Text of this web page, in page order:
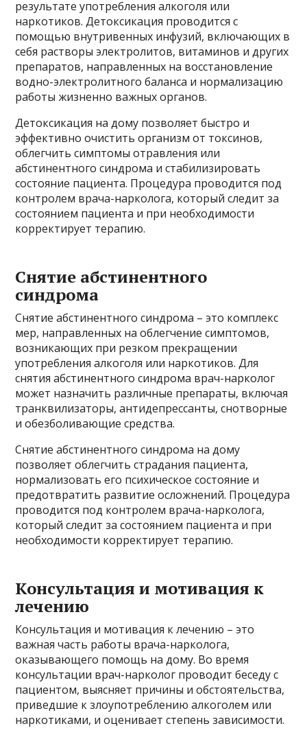
результате употребления алкоголя или
наркотиков. Детоксикация проводится с
помощью внутривенных инфузий, включающих в
себя растворы электролитов, витаминов и других
препаратов, направленных на восстановление
водно-электролитного баланса и нормализацию
работы жизненно важных органов.
Детоксикация на дому позволяет быстро и
эффективно очистить организм от токсинов,
облегчить симптомы отравления или
абстинентного синдрома и стабилизировать
состояние пациента. Процедура проводится под
контролем врача-нарколога, который следит за
состоянием пациента и при необходимости
корректирует терапию.
Снятие абстинентного
синдрома
Снятие абстинентного синдрома – это комплекс
мер, направленных на облегчение симптомов,
возникающих при резком прекращении
употребления алкоголя или наркотиков. Для
снятия абстинентного синдрома врач-нарколог
может назначить различные препараты, включая
транквилизаторы, антидепрессанты, снотворные
и обезболивающие средства.
Снятие абстинентного синдрома на дому
позволяет облегчить страдания пациента,
нормализовать его психическое состояние и
предотвратить развитие осложнений. Процедура
проводится под контролем врача-нарколога,
который следит за состоянием пациента и при
необходимости корректирует терапию.
Консультация и мотивация к
лечению
Консультация и мотивация к лечению – это
важная часть работы врача-нарколога,
оказывающего помощь на дому. Во время
консультации врач-нарколог проводит беседу с
пациентом, выясняет причины и обстоятельства,
приведшие к злоупотреблению алкоголем или
наркотиками, и оценивает степень зависимости.